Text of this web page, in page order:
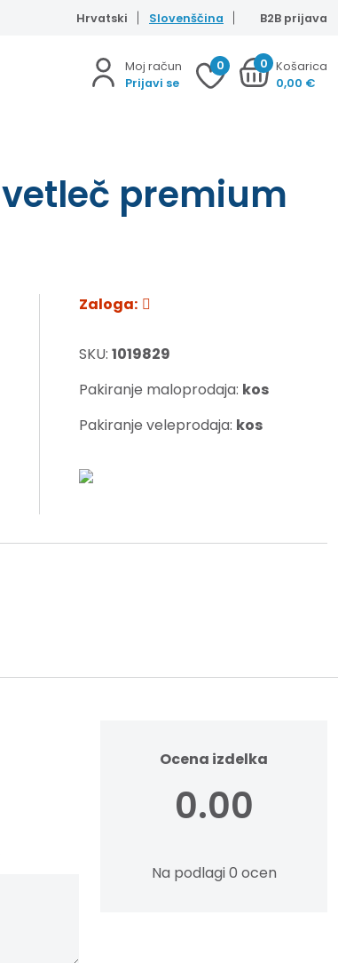
Hrvatski Slovenščina B2B prijava
Moj račun
Prijavi se
0 0 Košarica
0,00 €
premium
Zaloga:
SKU: 1019829
Pakiranje maloprodaja: kos
Pakiranje veleprodaja: kos
Ocena izdelka
0.00
Na podlagi 0 ocen